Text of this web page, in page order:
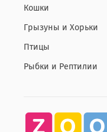
Кошки
Грызуны и Хорьки
Птицы
Рыбки и Рептилии